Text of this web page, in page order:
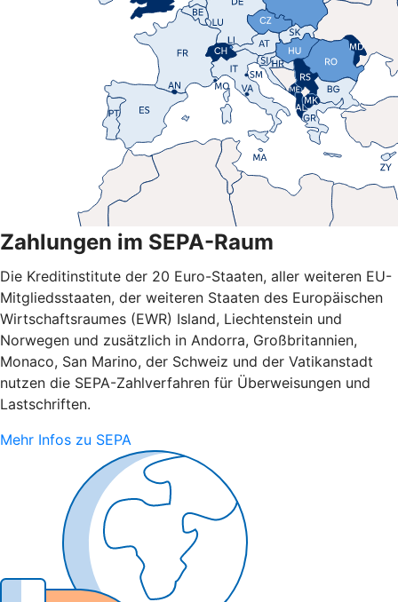
Zahlungen im SEPA-Raum
Die Kreditinstitute der 20 Euro-Staaten, aller weiteren EU-
Mitgliedsstaaten, der weiteren Staaten des Europäischen
Wirtschaftsraumes (EWR) Island, Liechtenstein und
Norwegen und zusätzlich in Andorra, Großbritannien,
Monaco, San Marino, der Schweiz und der Vatikanstadt
nutzen die SEPA-Zahlverfahren für Überweisungen und
Lastschriften.
Mehr Infos zu SEPA